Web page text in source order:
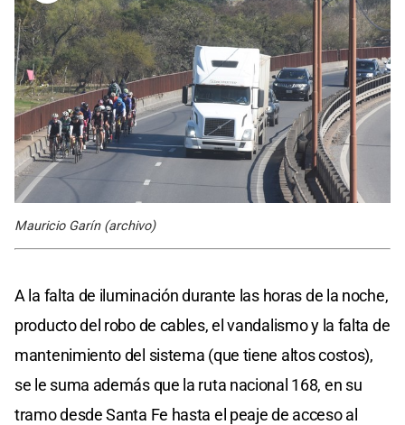
Mauricio Garín (archivo)
A la falta de iluminación durante las horas de la noche,
producto del robo de cables, el vandalismo y la falta de
mantenimiento del sistema (que tiene altos costos),
se le suma además que la ruta nacional 168, en su
tramo desde Santa Fe hasta el peaje de acceso al